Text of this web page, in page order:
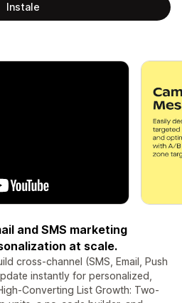
Instale
and SMS marketing
at scale.
cross-channel (SMS, Email, Push
instantly for personalized,
Converting List Growth: Two-